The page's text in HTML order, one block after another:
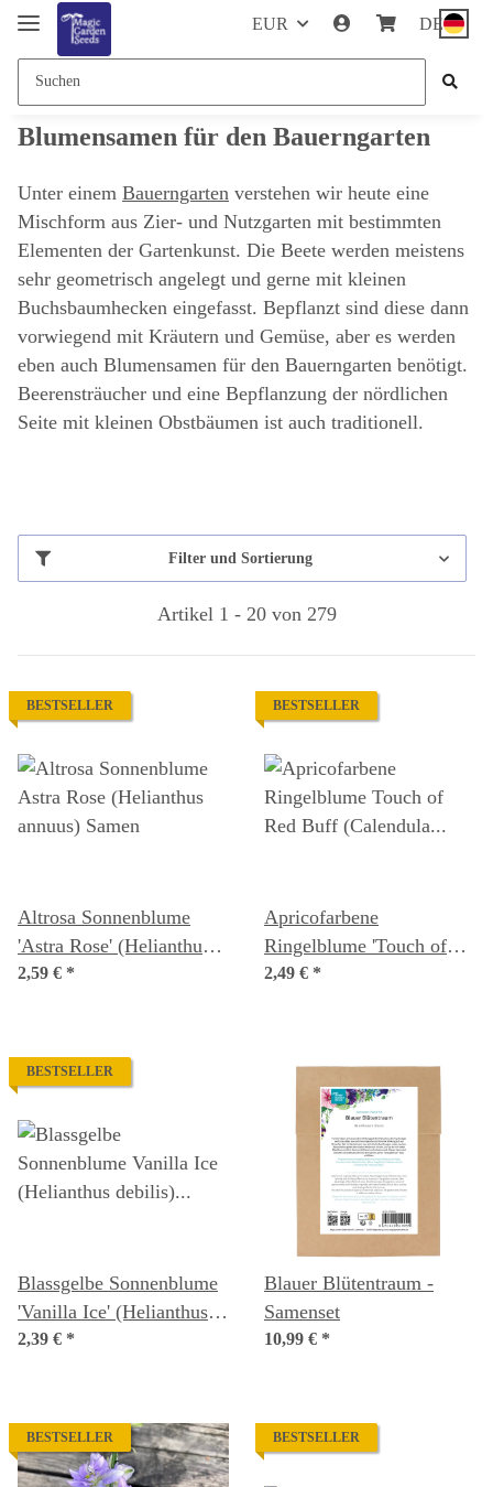
EUR DE
Blumensamen für den Bauerngarten
Unter einem Bauerngarten verstehen wir heute eine
Mischform aus Zier- und Nutzgarten mit bestimmten
Elementen der Gartenkunst. Die Beete werden meistens
sehr geometrisch angelegt und gerne mit kleinen
Buchsbaumhecken eingefasst. Bepflanzt sind diese dann
vorwiegend mit Kräutern und Gemüse, aber es werden
eben auch Blumensamen für den Bauerngarten benötigt.
Beerensträucher und eine Bepflanzung der nördlichen
Seite mit kleinen Obstbäumen ist auch traditionell.
Filter und Sortierung
Artikel 1 - 20 von 279
BESTSELLER
Altrosa Sonnenblume
'Astra Rose' (Helianthus
annuus) Samen
2,59 € *
BESTSELLER
Apricofarbene
Ringelblume 'Touch of
Red Buff' (Calendula
2,49 € *
BESTSELLER
Blassgelbe Sonnenblume
'Vanilla Ice' (Helianthus
debilis) Samen
2,39 € *
Blauer Blütentraum -
Samenset
10,99 € *
BESTSELLER BESTSELLER